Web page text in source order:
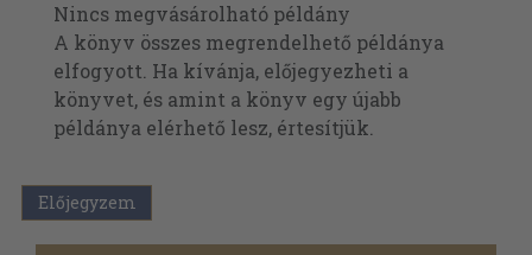
Nincs megvásárolható példány
A könyv összes megrendelhető példánya
elfogyott. Ha kívánja, előjegyezheti a
könyvet, és amint a könyv egy újabb
példánya elérhető lesz, értesítjük.
Előjegyzem